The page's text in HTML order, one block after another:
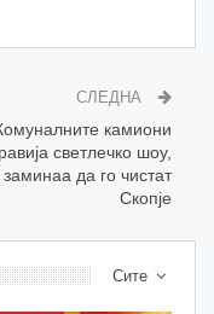
СЛЕДНА
камиони
светлечко шоу,
заминаа да го чистат
Скопје
Сите